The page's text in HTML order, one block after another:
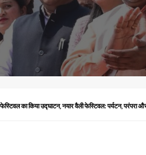
का किया उद्घाटन, नयार वैली फेस्टिवल: पर्यटन, परंपरा